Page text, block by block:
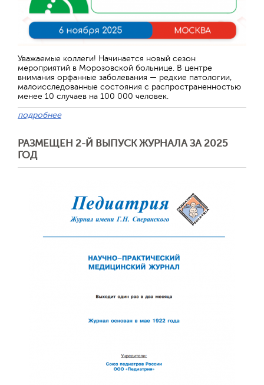
Уважаемые коллеги! Начинается новый сезон
мероприятий в Морозовской больнице. В центре
внимания орфанные заболевания — редкие патологии,
малоисследованные состояния с распространенностью
менее 10 случаев на 100 000 человек.
подробнее
РАЗМЕЩЕН 2-Й ВЫПУСК ЖУРНАЛА ЗА 2025
ГОД